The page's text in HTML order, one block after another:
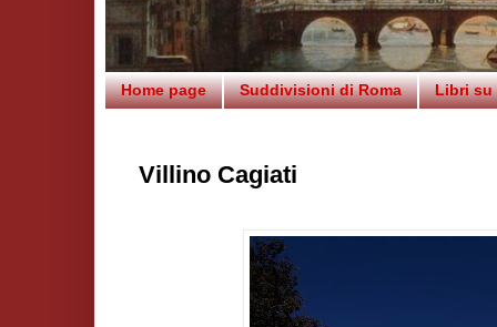
Home page Suddivisioni di Roma Libri su
Villino Cagiati